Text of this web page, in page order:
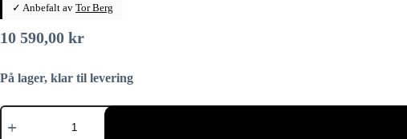
✓ Anbefalt av Tor Berg
10 590,00 kr
På lager, klar til levering
Ureopptrekk